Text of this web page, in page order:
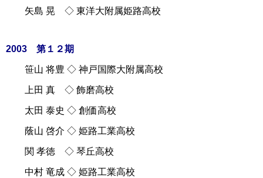
矢島 晃 ◇ 東洋大附属姫路高校
2003 第１２期
笹山 将豊 ◇ 神戸国際大附属高校
上田 真 ◇ 飾磨高校
太田 泰史 ◇ 創価高校
蔭山 啓介 ◇ 姫路工業高校
関 孝徳 ◇ 琴丘高校
中村 竜成 ◇ 姫路工業高校